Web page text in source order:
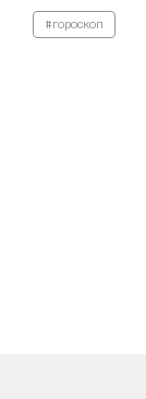
#гороскоп